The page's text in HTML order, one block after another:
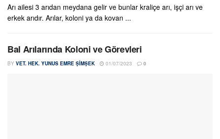
Arı ailesi 3 arıdan meydana gelir ve bunlar kraliçe arı, işçi arı ve
erkek arıdır. Arılar, koloni ya da kovan ...
Bal Arılarında Koloni ve Görevleri
BY VET. HEK. YUNUS EMRE ŞIMŞEK 01/07/2023 0